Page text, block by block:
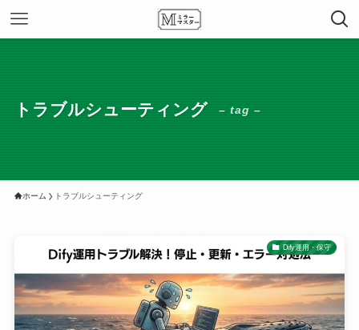
トラブルシューティング – tag –
ホーム トラブルシューティング
Dify運用・保守